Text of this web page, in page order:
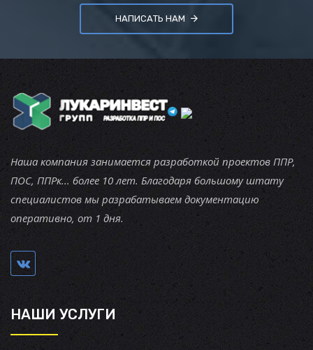
НАПИСАТЬ НАМ
Наша компания занимается разработкой проектов ППР,
ПОС, ППРк... более 10 лет. Благодаря большому штату
специалистов мы разрабатываем документацию
оперативно, от 1 дня.
НАШИ УСЛУГИ